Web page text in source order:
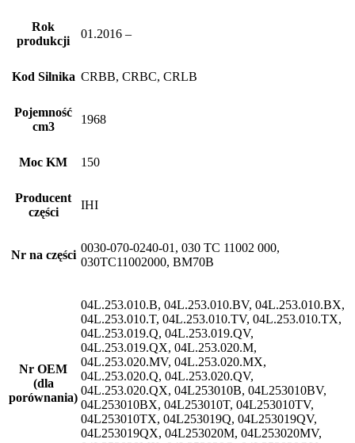
Rok
produkcji
01.2016 –
Kod Silnika CRBB, CRBC, CRLB
Pojemność
cm3
1968
Moc KM 150
Producent
części
IHI
Nr na części
0030-070-0240-01, 030 TC 11002 000,
030TC11002000, BM70B
Nr OEM
(dla
porównania)
04L.253.010.B, 04L.253.010.BV, 04L.253.010.BX,
04L.253.010.T, 04L.253.010.TV, 04L.253.010.TX,
04L.253.019.Q, 04L.253.019.QV,
04L.253.019.QX, 04L.253.020.M,
04L.253.020.MV, 04L.253.020.MX,
04L.253.020.Q, 04L.253.020.QV,
04L.253.020.QX, 04L253010B, 04L253010BV,
04L253010BX, 04L253010T, 04L253010TV,
04L253010TX, 04L253019Q, 04L253019QV,
04L253019QX, 04L253020M, 04L253020MV,